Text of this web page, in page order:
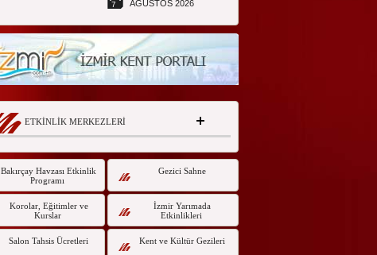
AĞUSTOS 2026
7
ETKİNLİK MERKEZLERİ
Bakırçay Havzası Etkinlik
Programı
Gezici Sahne
Korolar, Eğitimler ve
Kurslar
İzmir Yarımada
Etkinlikleri
Salon Tahsis Ücretleri Kent ve Kültür Gezileri